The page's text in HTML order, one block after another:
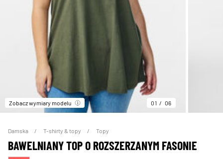
Zobacz wymiary modelu 01 06
Damska T-shirty & topy Topy
BAWELNIANY TOP O ROZSZERZANYM FASONIE